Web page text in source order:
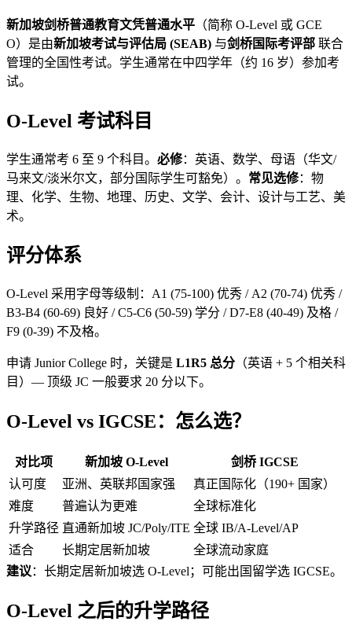
新加坡剑桥普通教育文凭普通水平 （简称 O-Level 或 GCE
O）是由新加坡考试与评估局 (SEAB) 与剑桥国际考评部 联合
管理的全国性考试。学生通常在中四学年（约 16 岁）参加考
试。
O-Level 考试科目
学生通常考 6 至 9 个科目。 必修：英语、数学、母语（华文/
马来文/淡米尔文，部分国际学生可豁免）。 常见选修：物
理、化学、生物、地理、历史、文学、会计、设计与工艺、美
术。
评分体系
O-Level 采用字母等级制：A1 (75-100) 优秀 / A2 (70-74) 优秀 /
B3-B4 (60-69) 良好 / C5-C6 (50-59) 学分 / D7-E8 (40-49) 及格 /
F9 (0-39) 不及格。
申请 Junior College 时，关键是 L1R5 总分 （英语 + 5 个相关科
目）— 顶级 JC 一般要求 20 分以下。
O-Level vs IGCSE：怎么选？
对比项 新加坡 O-Level
剑桥 IGCSE
认可度
亚洲、英联邦国家强
真正国际化（190+ 国家）
难度
普遍认为更难
全球标准化
升学路径 直通新加坡 JC/Poly/ITE 全球 IB/A-Level/AP
适合
长期定居新加坡
全球流动家庭
建议 ：长期定居新加坡选 O-Level；可能出国留学选 IGCSE。
O-Level 之后的升学路径